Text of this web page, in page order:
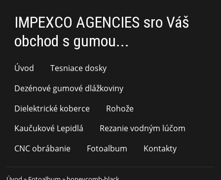
IMPEXCO AGENCIES sro Váš
obchod s gumou...
Úvod
Tesniace dosky
Dezénové gumové dlážkoviny
Dielektrické koberce
Rohože
Kaučukové Lepidlá
Rezanie vodným lúčom
CNC obrábanie
Fotoalbum Kontakty